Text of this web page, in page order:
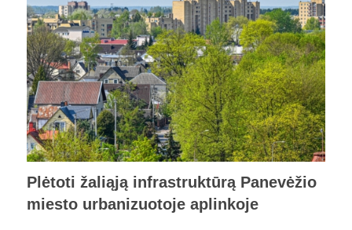
Plėtoti žaliąją infrastruktūrą Panevėžio
miesto urbanizuotoje aplinkoje